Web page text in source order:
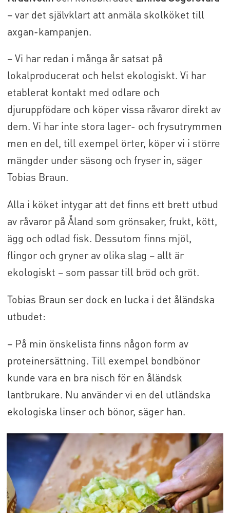
– var det självklart att anmäla skolköket till
axgan-kampanjen.
– Vi har redan i många år satsat på
lokalproducerat och helst ekologiskt. Vi har
etablerat kontakt med odlare och
djuruppfödare och köper vissa råvaror direkt av
dem. Vi har inte stora lager- och frysutrymmen
men en del, till exempel örter, köper vi i större
mängder under säsong och fryser in, säger
Tobias Braun.
Alla i köket intygar att det finns ett brett utbud
av råvaror på Åland som grönsaker, frukt, kött,
ägg och odlad fisk. Dessutom finns mjöl,
flingor och gryner av olika slag – allt är
ekologiskt – som passar till bröd och gröt.
Tobias Braun ser dock en lucka i det åländska
utbudet:
– På min önskelista finns någon form av
proteinersättning. Till exempel bondbönor
kunde vara en bra nisch för en åländsk
lantbrukare. Nu använder vi en del utländska
ekologiska linser och bönor, säger han.